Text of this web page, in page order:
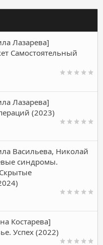
Лазарева]
Самостоятельный
Лазарева]
(2023)
Васильева, Николай
синдромы.
Костарева]
Успех (2022)